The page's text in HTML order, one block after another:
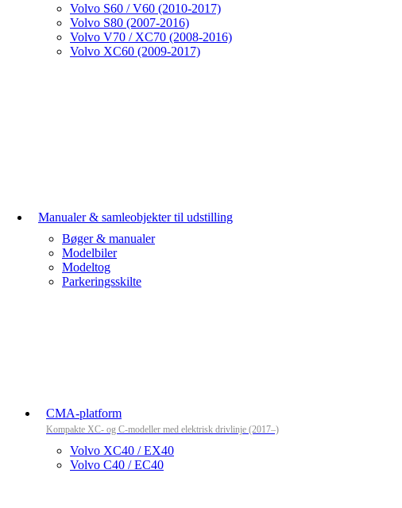
Manualer & samleobjekter til udstilling
Bøger & manualer
Modelbiler
Modeltog
Parkeringsskilte
Volvo S60 / V60 (2010-2017)
Volvo S80 (2007-2016)
Volvo V70 / XC70 (2008-2016)
Volvo XC60 (2009-2017)
CMA-platform
Kompakte XC- og C-modeller med elektrisk drivlinje (2017–)
Volvo XC40 / EX40
Volvo C40 / EC40